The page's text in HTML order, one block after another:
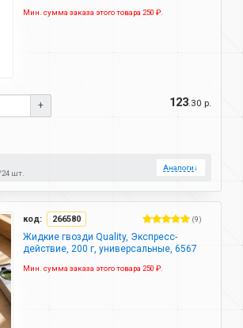
Мин. сумма заказа этого товара 250 ₽.
+ 123.30 р.
24 шт.
Аналоги↓
код: 266580 (9)
Жидкие гвозди Quality, Экспресс-
действие, 200 г, универсальные, 6567
Мин. сумма заказа этого товара 250 ₽.